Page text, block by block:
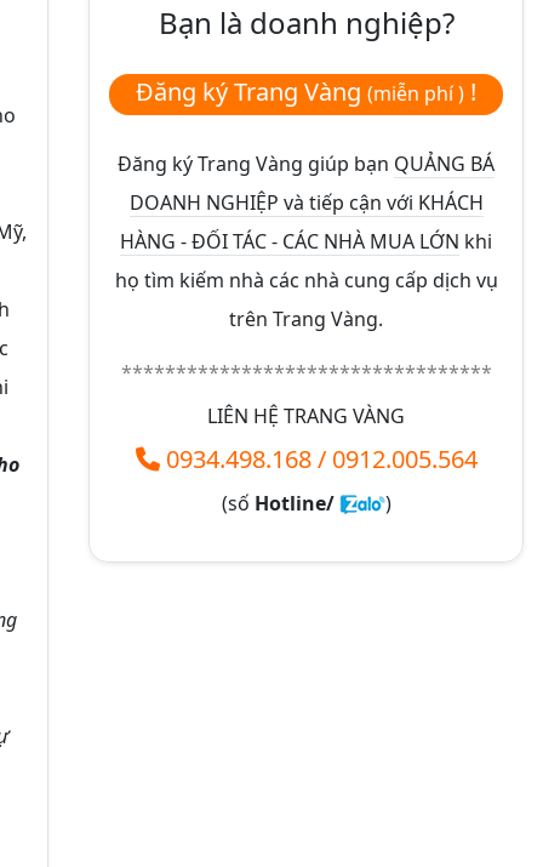
Bạn là doanh nghiệp?
Đăng ký Trang Vàng (miễn phí ) !
Đăng ký Trang Vàng giúp bạn QUẢNG BÁ
DOANH NGHIỆP và tiếp cận với KHÁCH
HÀNG - ĐỐI TÁC - CÁC NHÀ MUA LỚN khi
họ tìm kiếm nhà các nhà cung cấp dịch vụ
trên Trang Vàng.
**********************************
LIÊN HỆ TRANG VÀNG
0934.498.168/ 0912.005.564
(số Hotline/ )